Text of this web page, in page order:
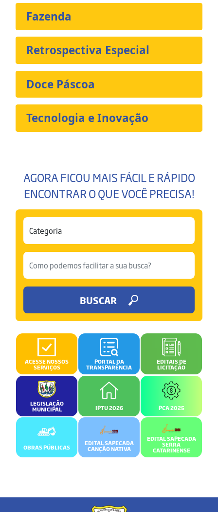
Fazenda
Retrospectiva Especial
Doce Páscoa
Tecnologia e Inovação
AGORA FICOU MAIS FÁCIL E RÁPIDO
ENCONTRAR O QUE VOCÊ PRECISA!
BUSCAR
ACESSE NOSSOS
SERVIÇOS
PORTAL DA
TRANSPARÊNCIA
EDITAIS DE
LICITAÇÃO
LEGISLAÇÃO
MUNICIPAL IPTU 2026 PCA 2025
OBRAS PÚBLICAS
EDITAL SAPECADA
CANÇÃO NATIVA
EDITAL SAPECADA
SERRA
CATARINENSE